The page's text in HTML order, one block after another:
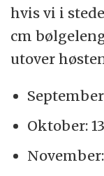
hvis vi i
cm
utover
Oktober: